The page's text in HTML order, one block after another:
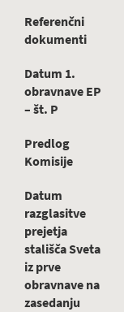
Referenčni
dokumenti
Datum 1.
obravnave EP
– št. P
Predlog
Komisije
Datum
razglasitve
prejetja
stališča Sveta
iz prve
obravnave na
zasedanju